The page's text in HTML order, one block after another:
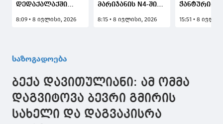
დედაქალაქში
ნალექის გამო,
იმყოფებოდნენ
შესაბამისი
ყველა პრობლემა
აღმოიფხვრება
8:09 • 8 ივლისი, 2026
მარიჯანის N4-ში
დაუსრულებელი
თავად
დაზარალებულებმა
შეარჩიეს
8:15 • 8 ივლისი, 2026
ჭანტურია
15:51 • 8
საზოგადოება
ბექა დავითულიანი: ამ ომმა
დაგვიტოვა ბევრი გმირის
სახელი და დაგვაკისრა